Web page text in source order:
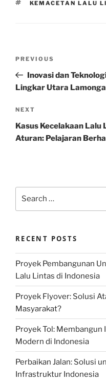
TAGS
KEMACETAN LALU
Previous
Post
PREVIOUS
Inovasi dan
Lingkar Utara
Next
Post
NEXT
Kasus Kecelakaan
Aturan: Pelajaran
RECENT POSTS
Proyek Pembangunan
Lalu Lintas di Indonesia
Proyek Flyover: Solusi
Masyarakat?
Proyek Tol:
Modern di Indonesia
Perbaikan Jalan: Solusi
Infrastruktur Indonesia